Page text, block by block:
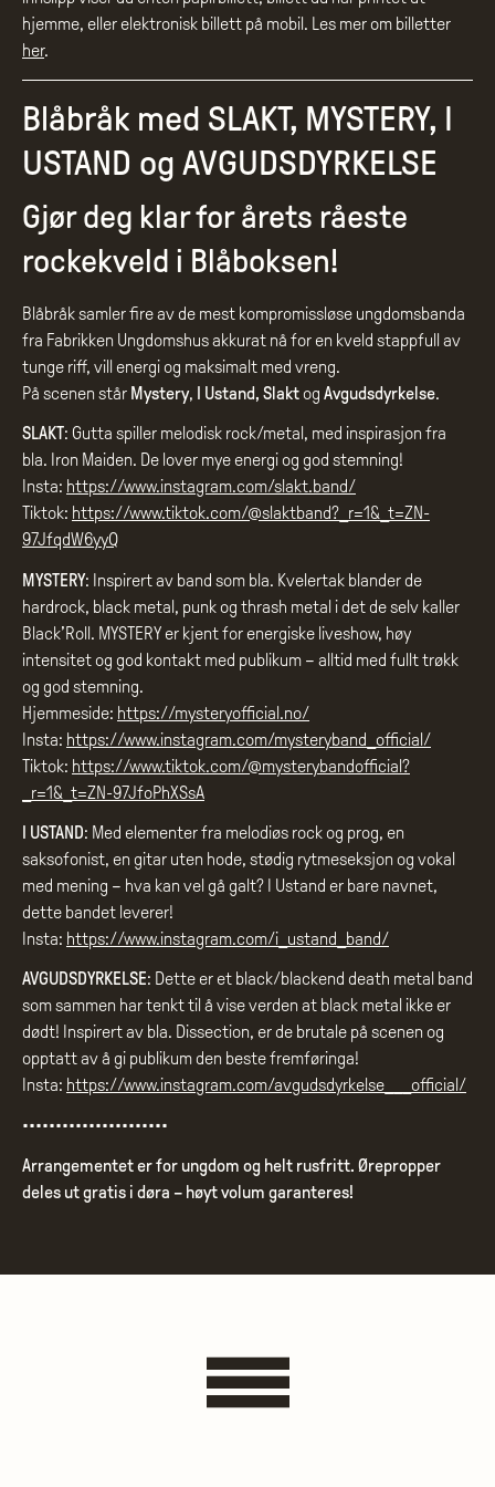
Blåbråk med SLAKT, MYSTERY, I
USTAND og AVGUDSDYRKELSE
Gjør deg klar for årets råeste
rockekveld i Blåboksen!
Blåbråk samler fire av de mest kompromissløse ungdomsbanda
fra Fabrikken Ungdomshus akkurat nå for en kveld stappfull av
tunge riff, vill energi og maksimalt med vreng.
På scenen står Mystery, I Ustand, Slakt og Avgudsdyrkelse.
SLAKT: Gutta spiller melodisk rock/metal, med inspirasjon fra
bla. Iron Maiden. De lover mye energi og god stemning!
Insta: https://www.instagram.com/slakt.band/
Tiktok: https://www.tiktok.com/@slaktband?_r=1&_t=ZN-
97JfqdW6yyQ
MYSTERY: Inspirert av band som bla. Kvelertak blander de
hardrock, black metal, punk og thrash metal i det de selv kaller
Black’Roll. MYSTERY er kjent for energiske liveshow, høy
intensitet og god kontakt med publikum – alltid med fullt trøkk
og god stemning.
Hjemmeside: https://mysteryofficial.no/
Insta: https://www.instagram.com/mysteryband_official/
Tiktok: https://www.tiktok.com/@mysterybandofficial?
_r=1&_t=ZN-97JfoPhXSsA
I USTAND: Med elementer fra melodiøs rock og prog, en
saksofonist, en gitar uten hode, stødig rytmeseksjon og vokal
med mening – hva kan vel gå galt? I Ustand er bare navnet,
dette bandet leverer!
Insta: https://www.instagram.com/i_ustand_band/
AVGUDSDYRKELSE: Dette er et black/blackend death metal band
som sammen har tenkt til å vise verden at black metal ikke er
dødt! Inspirert av bla. Dissection, er de brutale på scenen og
opptatt av å gi publikum den beste fremføringa!
Insta: https://www.instagram.com/avgudsdyrkelse___official/
••••••••••••••••••••••
Arrangementet er for ungdom og helt rusfritt. Ørepropper
deles ut gratis i døra – høyt volum garanteres!
hjemme, eller elektronisk billett på mobil. Les mer om billetter
her.